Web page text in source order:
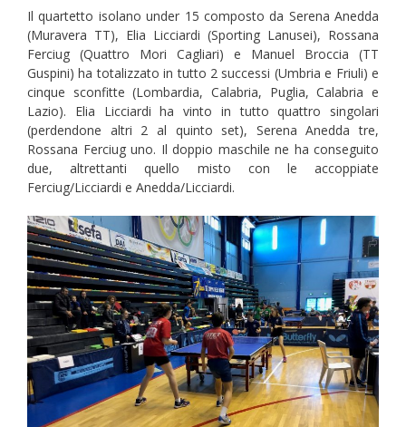
Il quartetto isolano under 15 composto da Serena Anedda
(Muravera TT), Elia Licciardi (Sporting Lanusei), Rossana
Ferciug (Quattro Mori Cagliari) e Manuel Broccia (TT
Guspini) ha totalizzato in tutto 2 successi (Umbria e Friuli) e
cinque sconfitte (Lombardia, Calabria, Puglia, Calabria e
Lazio). Elia Licciardi ha vinto in tutto quattro singolari
(perdendone altri 2 al quinto set), Serena Anedda tre,
Rossana Ferciug uno. Il doppio maschile ne ha conseguito
due, altrettanti quello misto con le accoppiate
Ferciug/Licciardi e Anedda/Licciardi.